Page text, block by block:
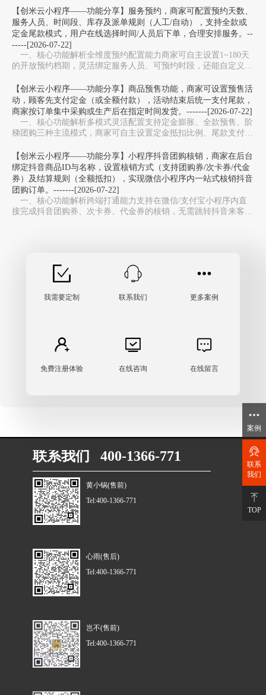
【创米云小程序——功能分享】服务预约，商家可配置预约天数、
服务人员、时间段、库存及派单规则（人工/自动），支持全款或
定金尾款模式，用户在线选择时间/人员后下单，合理安排服务。--
-----[2026-07-22]
一、核心功能解析全维度预约配置能力‌商家可自主设置1~180天
的开放预约档期，灵活绑定服务人员、可预约时段，还能自定义服
【创米云小程序——功能分享】商品预售功能，商家可设置预售活
动，顾客先支付定金（或全额付款），活动结束后统一支付尾款，
商家按订单集中采购或生产后在指定时间发货。-------[2026-07-22]
一、核心功能解析多模式灵活配置‌支持定金膨胀、全款预售、阶
梯团购三种主流模式，商家可自主设置定金抵扣比例、尾款支付周
【创米云小程序——功能分享】小程序抖音团购核销，商家在后台
绑定抖音商品ID与名称，设置核销方式（支持团购券/次卡券/代金
券）及结算规则（全额抵扣），实现微信小程序内一站式核销抖音
团购订单。-------[2026-07-22]
一、核心功能解析跨端打通能力‌支持在微信/支付宝小程序内直
接完成抖音团购券、次卡券、代金券的核销，无需跳转抖音来客
我需要定制 联系我们 更多案例
免费注册体验 在线咨询 在线留言
联系我们 400-1366-771
黄小锅(售前)
Tel:400-1366-771
心雨(售后)
Tel:400-1366-771
岂不(售前)
Tel:400-1366-771
案例
联系
我们
TOP